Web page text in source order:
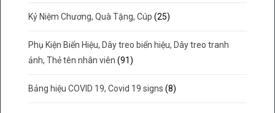
Kỷ Niệm Chương, Quà Tặng, Cúp (25)
Phụ Kiện Biển Hiệu, Dây treo biển hiệu, Dây treo tranh
ảnh, Thẻ tên nhân viên (91)
Bảng hiệu COVID 19, Covid 19 signs (8)